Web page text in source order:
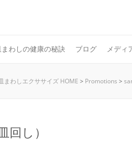
まわしの健康の秘訣 ブログ メディ
まわしエクササイズ HOME > Promotions >
し）